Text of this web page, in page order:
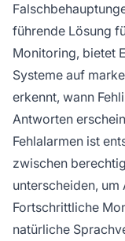
führende Lösung
Monitoring, bietet
Systeme auf
erkennt, wann
Antworten
Fehlalarmen ist
zwischen
unterscheiden,
Fortschrittliche
natürliche